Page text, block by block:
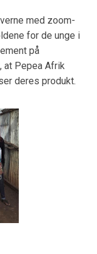
med zoom-
for de unge i
på
at Pepea Afrik
deres produkt.